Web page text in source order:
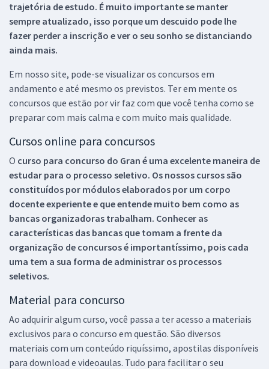
trajetória de estudo. É muito importante se manter
sempre atualizado, isso porque um descuido pode lhe
fazer perder a inscrição e ver o seu sonho se distanciando
ainda mais.
Em nosso site, pode-se visualizar os concursos em
andamento e até mesmo os previstos. Ter em mente os
concursos que estão por vir faz com que você tenha como se
preparar com mais calma e com muito mais qualidade.
Cursos online para concursos
O curso para concurso do Gran é uma excelente maneira de
estudar para o processo seletivo. Os nossos cursos são
constituídos por módulos elaborados por um corpo
docente experiente e que entende muito bem como as
bancas organizadoras trabalham. Conhecer as
características das bancas que tomam a frente da
organização de concursos é importantíssimo, pois cada
uma tem a sua forma de administrar os processos
seletivos.
Material para concurso
Ao adquirir algum curso, você passa a ter acesso a materiais
exclusivos para o concurso em questão. São diversos
materiais com um conteúdo riquíssimo, apostilas disponíveis
para download e videoaulas. Tudo para facilitar o seu